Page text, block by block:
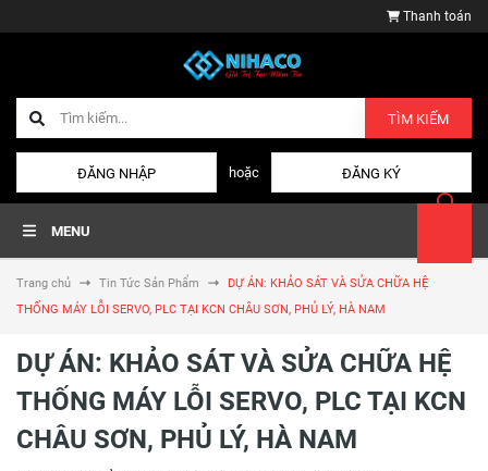
Thanh toán
TÌM KIẾM
ĐĂNG NHẬP hoặc ĐĂNG KÝ
MENU
Trang chủ Tin Tức Sản Phẩm
DỰ ÁN: KHẢO SÁT VÀ SỬA CHỮA HỆ
THỐNG MÁY LỖI SERVO, PLC TẠI KCN CHÂU SƠN, PHỦ LÝ, HÀ NAM
DỰ ÁN: KHẢO SÁT VÀ SỬA CHỮA HỆ
THỐNG MÁY LỖI SERVO, PLC TẠI KCN
CHÂU SƠN, PHỦ LÝ, HÀ NAM